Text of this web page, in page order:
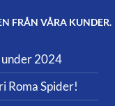
FRÅN VÅRA KUNDER.
2024
Roma Spider!